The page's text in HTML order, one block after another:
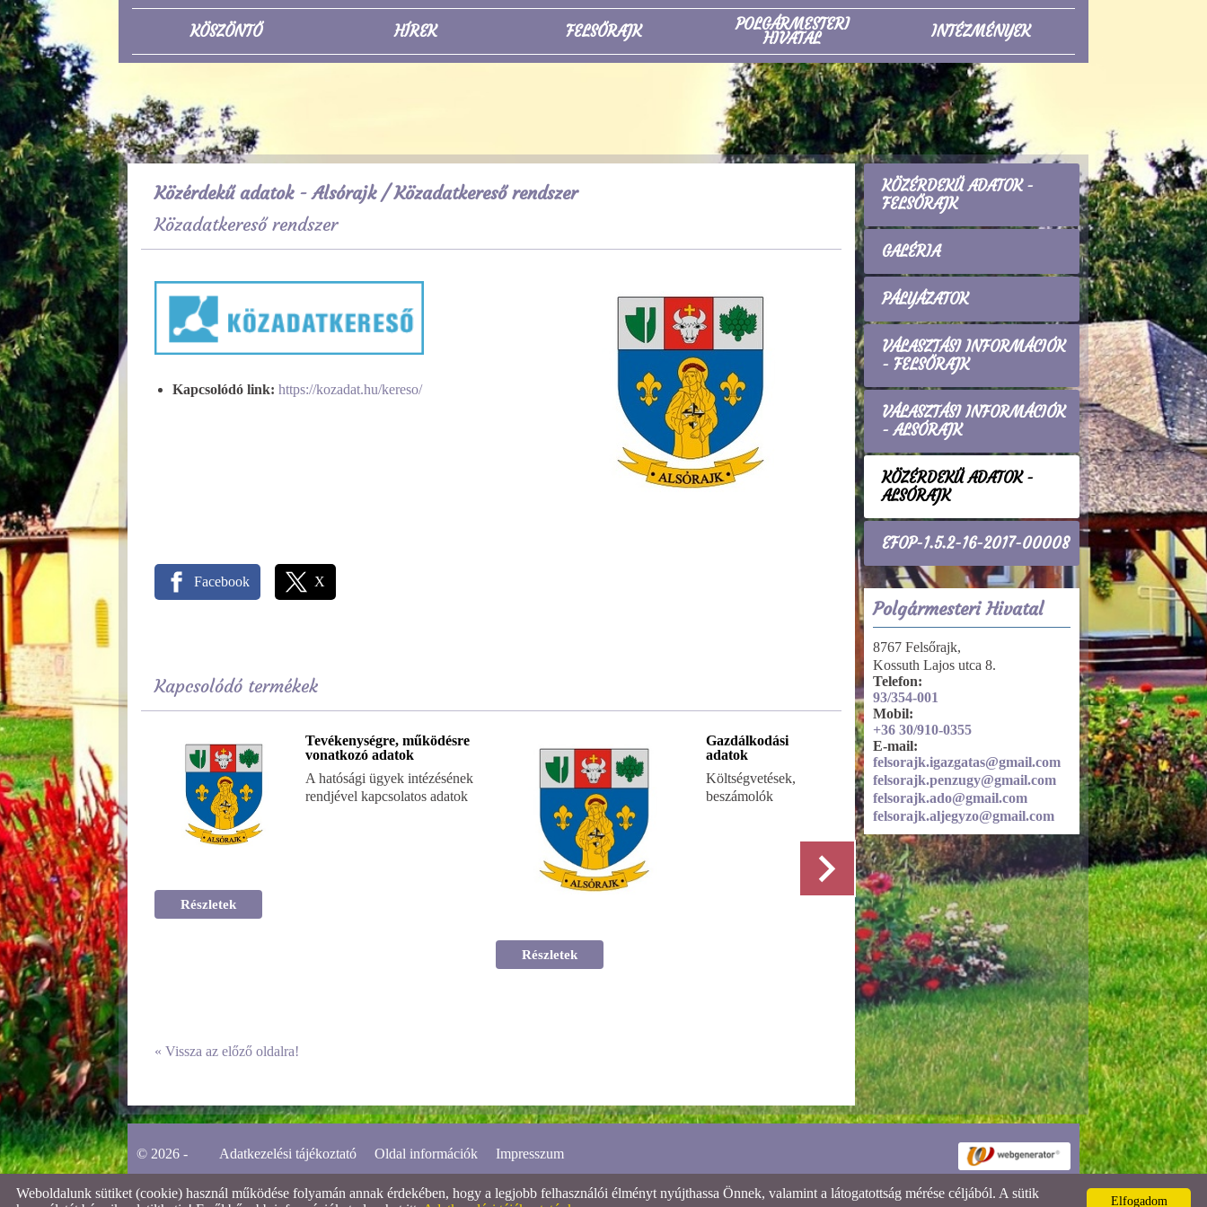
KÖSZÖNTŐ HÍREK FELSŐRAJK POLGÁRMESTERI
HIVATAL INTÉZMÉNYEK
Közérdekű adatok - Alsórajk/ Közadatkereső rendszer
Közadatkereső rendszer
Kapcsolódó link: https://kozadat.hu/kereso/
Facebook X
Kapcsolódó termékek
Tevékenységre, működésre
vonatkozó adatok
A hatósági ügyek intézésének
rendjével kapcsolatos adatok
Részletek
Gazdálkodási
adatok
Költségvetések,
beszámolók
Részletek
Szervezeti, személyzeti adatok
Felettes, felügyeleti, törvényességi
ellenőrzést vagy felügyeletet
gyakorló szervek
Részletek
« Vissza az előző oldalra!
KÖZÉRDEKŰ ADATOK -
FELSŐRAJK
GALÉRIA
PÁLYÁZATOK
VÁLASZTÁSI INFORMÁCIÓK
- FELSŐRAJK
VÁLASZTÁSI INFORMÁCIÓK
- ALSÓRAJK
KÖZÉRDEKŰ ADATOK -
ALSÓRAJK
EFOP-1.5.2-16-2017-00008
Polgármesteri Hivatal
8767 Felsőrajk,
Kossuth Lajos utca 8.
Telefon:
93/354-001
Mobil:
+36 30/910-0355
E-mail:
felsorajk.igazgatas@gmail.com
felsorajk.penzugy@gmail.com
felsorajk.ado@gmail.com
felsorajk.aljegyzo@gmail.com
© 2026 - Adatkezelési tájékoztató Oldal információk Impresszum
Elfogadom
Weboldalunk sütiket (cookie) használ működése folyamán annak érdekében, hogy a legjobb felhasználói élményt nyújthassa Önnek, valamint a látogatottság mérése céljából. A sütik